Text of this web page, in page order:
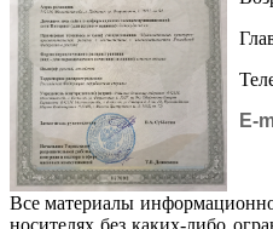
E-
Все материалы